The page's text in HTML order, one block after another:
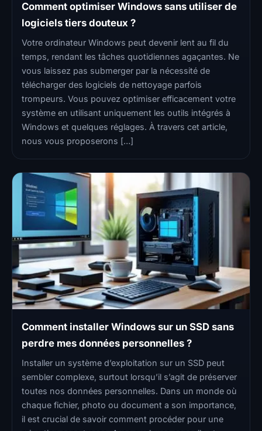
Comment optimiser Windows sans utiliser de
logiciels tiers douteux ?
Votre ordinateur Windows peut devenir lent au fil du
temps, rendant les tâches quotidiennes agaçantes. Ne
vous laissez pas submerger par la nécessité de
télécharger des logiciels de nettoyage parfois
trompeurs. Vous pouvez optimiser efficacement votre
système en utilisant uniquement les outils intégrés à
Windows et quelques réglages. À travers cet article,
nous vous proposerons […]
Comment installer Windows sur un SSD sans
perdre mes données personnelles ?
Installer un système d’exploitation sur un SSD peut
sembler complexe, surtout lorsqu’il s’agit de préserver
toutes nos données personnelles. Dans un monde où
chaque fichier, photo ou document a son importance,
il est crucial de savoir comment procéder pour une